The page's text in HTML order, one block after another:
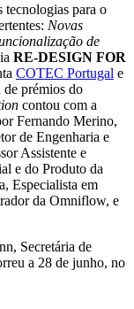
tecnologias para o
Novas
de
RE-DESIGN FOR
COTEC Portugal e
de prémios do
contou com a
Fernando Merino,
de Engenharia e
Assistente e
e do Produto da
Especialista em
da Omniflow, e
Secretária de
a 28 de junho, no